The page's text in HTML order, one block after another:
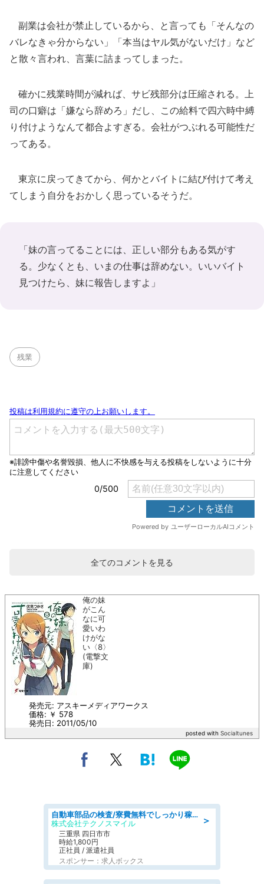
副業は会社が禁止しているから、と言っても「そんなの
バレなきゃ分からない」「本当はヤル気がないだけ」など
と散々言われ、言葉に詰まってしまった。
確かに残業時間が減れば、サビ残部分は圧縮される。上
司の口癖は「嫌なら辞めろ」だし、この給料で四六時中縛
り付けようなんて都合よすぎる。会社がつぶれる可能性だ
ってある。
東京に戻ってきてから、何かとバイトに結び付けて考え
てしまう自分をおかしく思っているそうだ。
「妹の言ってることには、正しい部分もある気がす
る。少なくとも、いまの仕事は辞めない。いいバイト
見つけたら、妹に報告しますよ」
残業
全てのコメントを見る
俺の妹
がこん
なに可
愛いわ
けがな
い〈8〉
(電撃文
庫)
発売元: アスキーメディアワークス
価格: ￥ 578
発売日: 2011/05/10
posted with Socialtunes
＞
自動車部品の検査/寮費無料でしっかり稼げる denso aichi
株式会社テクノスマイル
三重県 四日市市
時給1,800円
正社員 / 派遣社員
スポンサー：求人ボックス